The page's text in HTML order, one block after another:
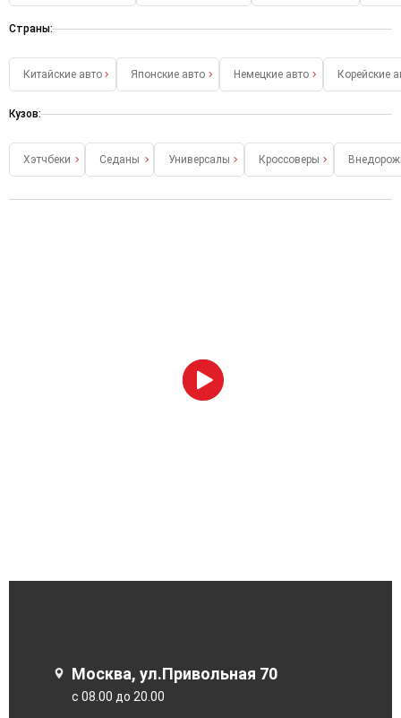
Страны:
Китайские авто Японские авто Немецкие авто Корейские
Кузов:
Хэтчбеки Седаны Универсалы Кроссоверы
Москва, ул.Привольная 70
с 08.00 до 20.00